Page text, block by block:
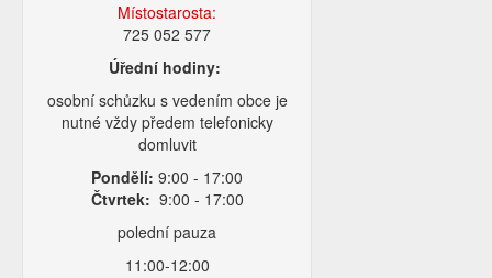
Místostarosta:
725 052 577
Úřední hodiny:
osobní schůzku s vedením obce je
nutné vždy předem telefonicky
domluvit
Pondělí: 9:00 - 17:00
Čtvrtek: 9:00 - 17:00
polední pauza
11:00-12:00